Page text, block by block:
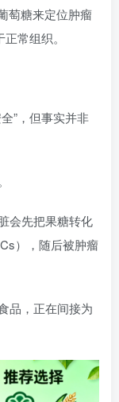
萄糖来定位肿瘤
常组织。
”，但事实并非
会先把果糖转化
），随后被肿瘤
品，正在间接为